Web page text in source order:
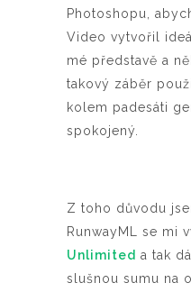
Photoshopu,
Video vytvořil
mé představě a
takový záběr
kolem padesáti
spokojený.
Z toho důvodu
RunwayML se mi
Unlimited a tak
slušnou sumu na